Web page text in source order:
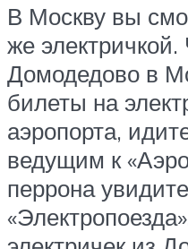
В Москву вы
же
Домодедово в
билеты на
аэропорта,
ведущим к
перрона